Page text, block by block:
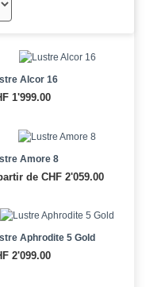
Alcor 16
1'999.00
Amore 8
de CHF 2'059.00
Aphrodite 5 Gold
2'099.00